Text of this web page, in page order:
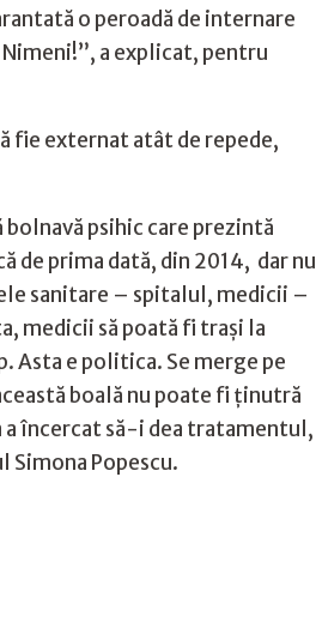
o peroadă de internare
a explicat, pentru
fie externat atât de repede,
psihic care prezintă
de prima dată, din 2014, dar nu
sanitare – spitalul, medicii –
medicii să poată fi trași la
Asta e politica. Se merge pe
boală nu poate fi ținutră
încercat să-i dea tratamentul,
Simona Popescu.